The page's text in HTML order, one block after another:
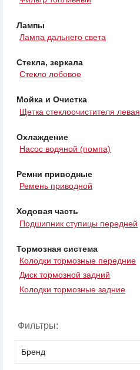
Лампы
Лампа дальнего света
Стекла, зеркала
Стекло лобовое
Мойка и Очистка
Щетка стеклоочистителя левая
Охлаждение
Насос водяной (помпа)
Ремни приводные
Ремень приводной
Ходовая часть
Подшипник ступицы передней
Тормозная система
Колодки тормозные передние
Диск тормозной задний
Колодки тормозные задние
Фильтры:
Бренд